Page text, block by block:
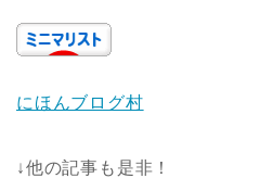
にほんブログ村
↓他の記事も是非！